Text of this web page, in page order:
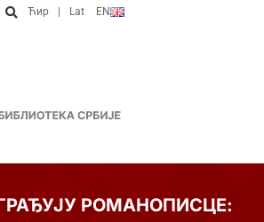
Ћир Lat EN
РОМАНОПИСЦЕ: